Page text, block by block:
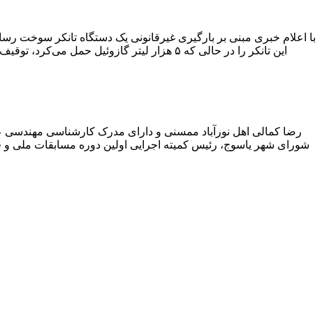
با اعلام خبری مبنی بر بارگیری غیرقانونی یک دستگاه تانکر
این تانکر را در حالی که ۵ هزار لیتر
رضا کمالی اهل نورآباد ممسنی و دارای مدرک کارشناسی
شورای شهر یاسوج، رئیس کمیته اجرایی اولین دوره مسابقات ملی و